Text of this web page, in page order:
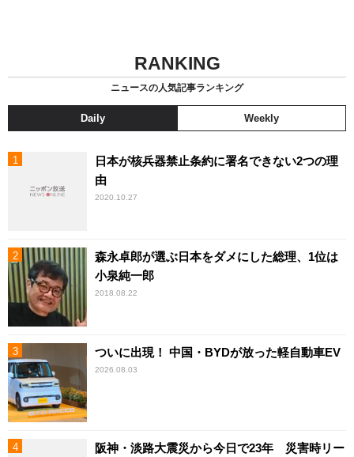
RANKING
ニュースの人気記事ランキング
Daily Weekly
日本が核兵器禁止条約に署名できない2つの理
由
2020.10.27
森永卓郎が選ぶ日本をダメにした総理、1位は
小泉純一郎
2018.08.22
ついに出現！ 中国・BYDが放った軽自動車EV
2026.08.03
阪神・淡路大震災から今日で23年 災害時リー